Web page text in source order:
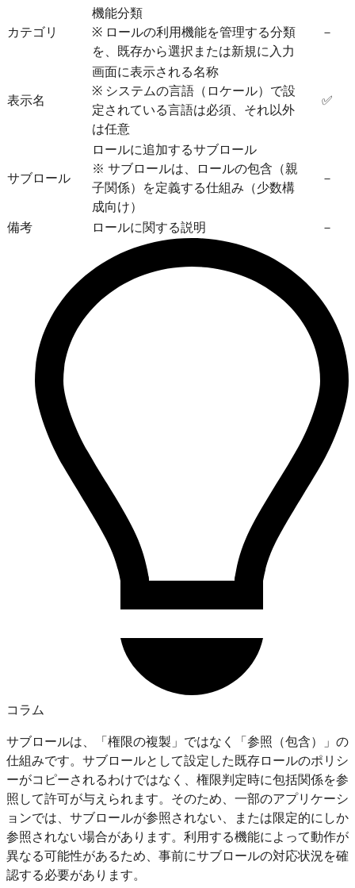
カテゴリ
機能分類
※ ロールの利用機能を管理する分類
を、既存から選択または新規に入力
－
表示名
画面に表示される名称
※ システムの言語（ロケール）で設
定されている言語は必須、それ以外
は任意
✅
サブロール
ロールに追加するサブロール
※ サブロールは、ロールの包含（親
子関係）を定義する仕組み（少数構
成向け）
－
備考 ロールに関する説明 －
コラム
サブロールは、「権限の複製」ではなく「参照（包含）」の
仕組みです。サブロールとして設定した既存ロールのポリシ
ーがコピーされるわけではなく、権限判定時に包括関係を参
照して許可が与えられます。そのため、一部のアプリケーシ
ョンでは、サブロールが参照されない、または限定的にしか
参照されない場合があります。利用する機能によって動作が
異なる可能性があるため、事前にサブロールの対応状況を確
認する必要があります。